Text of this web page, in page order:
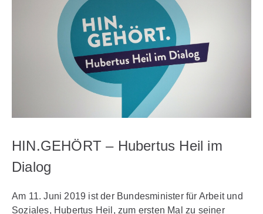
HIN.GEHÖRT – Hubertus Heil im
Dialog
Am 11. Juni 2019 ist der Bundesminister für Arbeit und
Soziales, Hubertus Heil, zum ersten Mal zu seiner